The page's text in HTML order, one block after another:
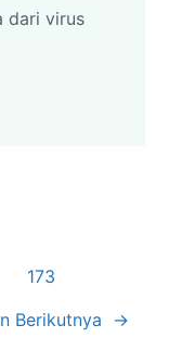
dari virus
173
Berikutnya
→